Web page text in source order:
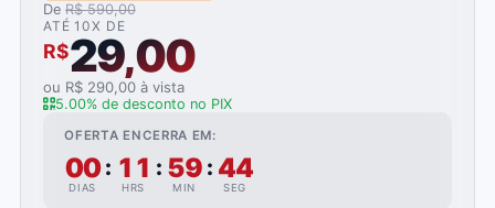
De R$ 590,00
ATÉ 10X DE
R$29,00
ou R$ 290,00 à vista
5.00% de desconto no PIX
OFERTA ENCERRA EM:
00
DIAS
: 11
HRS
: 59
MIN
: 43
SEG